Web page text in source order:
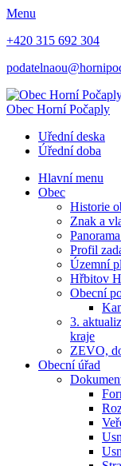
Menu
+420 315 692 304
Obec Horní Počaply
Uřední deska
Úřední doba
Hlavní menu
Obec
Historie
Znak a
Profil
Územní
Hřbitov
Obecní
3.
kraje
ZEVO,
Obecní úřad